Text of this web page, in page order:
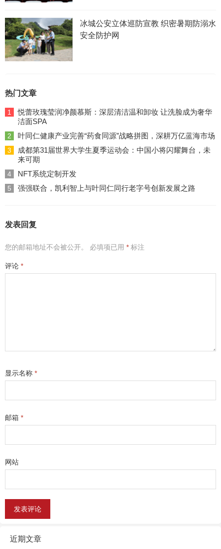
冰城公安立体巡防宣教 织密暑期防溺水
安全防护网
热门文章
1
悦蕾玫瑰莹润净颜慕斯：深层清洁温和卸妆 让洗脸成为奢华
洁面SPA
2 叶同仁健康产业完善“药食同源”战略拼图，深耕万亿蓝海市场
3
成都第31届世界大学生夏季运动会：中国小将闪耀舞台，未
来可期
4 NFT系统定制开发
5 强强联合，凯利智上与叶同仁同行老字号创新发展之路
发表回复
您的邮箱地址不会被公开。 必填项已用 * 标注
评论 *
显示名称 *
邮箱 *
网站
近期文章